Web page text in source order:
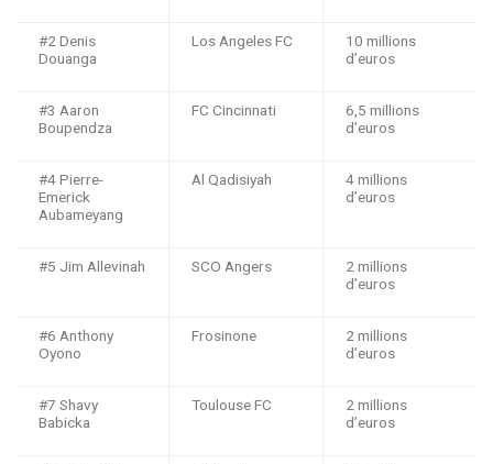
#2 Denis
Douanga
Los Angeles FC
10 millions
d’euros
#3 Aaron
Boupendza
FC Cincinnati
6,5 millions
d’euros
#4 Pierre-
Emerick
Aubameyang
Al Qadisiyah
4 millions
d’euros
#5 Jim Allevinah SCO Angers
2 millions
d’euros
#6 Anthony
Oyono
Frosinone
2 millions
d’euros
#7 Shavy
Babicka
Toulouse FC
2 millions
d’euros